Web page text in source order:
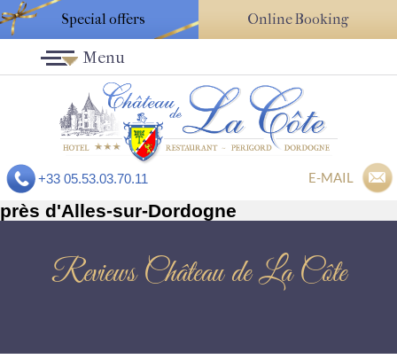
Special offers Online Booking
+33 05.53.03.70.11 E-MAIL
Menu
près d'Alles-sur-Dordogne
Reviews Château de La Côte